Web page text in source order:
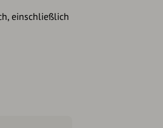
einschließlich